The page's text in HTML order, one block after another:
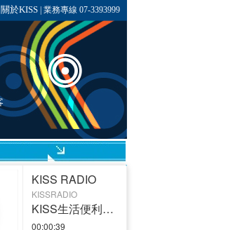
關於KISS| 業務專線 07-3393999